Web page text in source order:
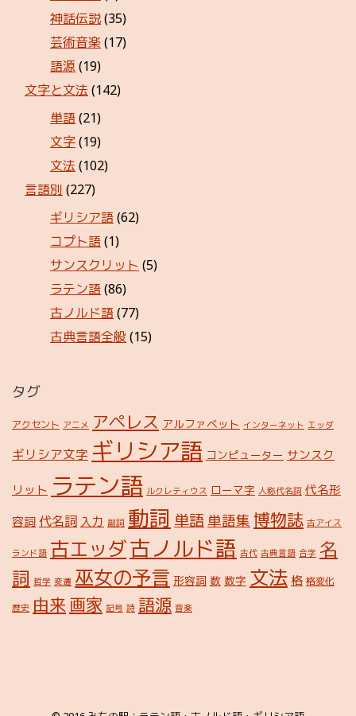
神話伝説(35)
芸術音楽 (17)
語源 (19)
文字と文法 (142)
単語(21)
文字(19)
文法 (102)
言語別 (227)
ギリシア語(62)
コプト語(1)
サンスクリット (5)
ラテン語(86)
古ノルド語(77)
古典言語全般 (15)
タグ
アクセント アニメ アペレス アルファベット インターネット エッダ
ギリシア文字 ギリシア語 コンピューター サンスク
リット ラテン語 ルクレティウス ローマ字 人称代名詞 代名形
容詞 代名詞 入力 副詞 動詞 単語単語集 博物誌 古アイス
ランド語 古エッダ古ノルド語 古代 古典言語 合字 名
詞 哲学 変遷 巫女の予言 形容詞 数 数字 文法 格 格変化
歴史 由来画家 記号 詩 語源 音楽